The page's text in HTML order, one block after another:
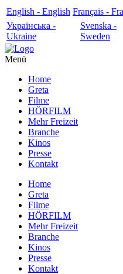
English - English Français -
Українська -
Ukraine
Svenska -
Sweden
Menü
Home
Greta
Filme
HÖRFILM
Mehr Freizeit
Branche
Kinos
Presse
Kontakt
Home
Greta
Filme
HÖRFILM
Mehr Freizeit
Branche
Kinos
Presse
Kontakt